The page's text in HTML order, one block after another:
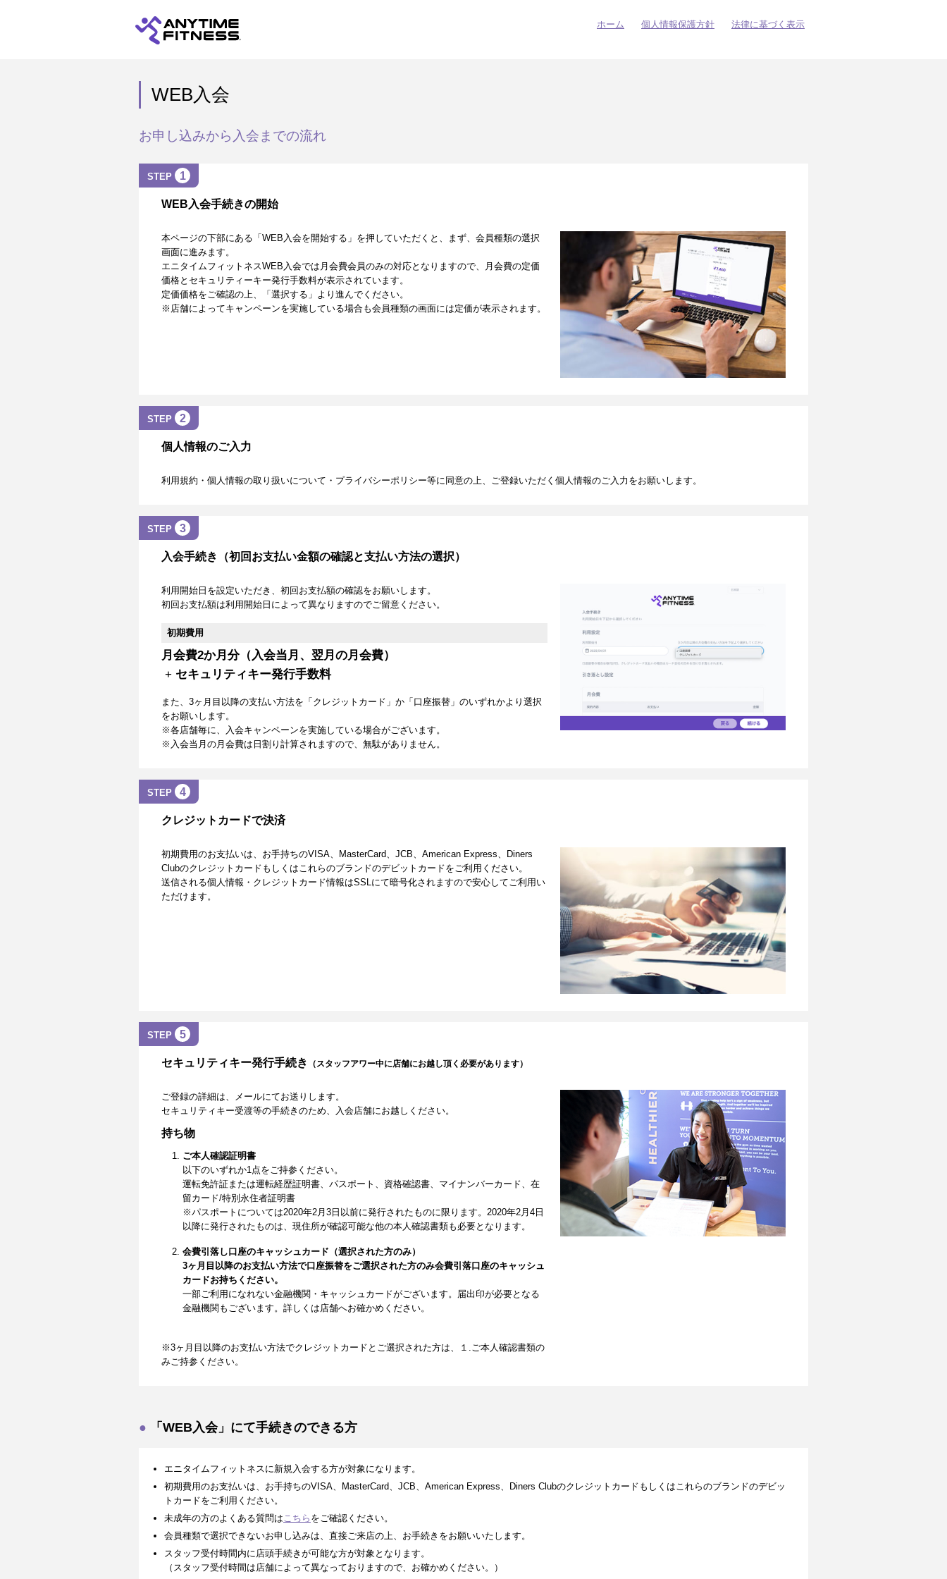
ホーム 個人情報保護方針 法律に基づく表示
WEB入会
お申し込みから入会までの流れ
STEP 1
WEB入会手続きの開始
本ページの下部にある「WEB入会を開始する」を押していただくと、まず、会員種類の選択
画面に進みます。
エニタイムフィットネスWEB入会では月会費会員のみの対応となりますので、月会費の定価
価格とセキュリティーキー発行手数料が表示されています。
定価価格をご確認の上、「選択する」より進んでください。
※店舗によってキャンペーンを実施している場合も会員種類の画面には定価が表示されます。
STEP 2
個人情報のご入力
利用規約・個人情報の取り扱いについて・プライバシーポリシー等に同意の上、ご登録いただく個人情報のご入力をお願いします。
STEP 3
入会手続き（初回お支払い金額の確認と支払い方法の選択）
利用開始日を設定いただき、初回お支払額の確認をお願いします。
初回お支払額は利用開始日によって異なりますのでご留意ください。
初期費用
月会費2か月分（入会当月、翌月の月会費）
+ セキュリティキー発行手数料
また、3ヶ月目以降の支払い方法を「クレジットカード」か「口座振替」のいずれかより選択
をお願いします。
※各店舗毎に、入会キャンペーンを実施している場合がございます。
※入会当月の月会費は日割り計算されますので、無駄がありません。
STEP 4
クレジットカードで決済
初期費用のお支払いは、お手持ちのVISA、MasterCard、JCB、American Express、Diners
Clubのクレジットカードもしくはこれらのブランドのデビットカードをご利用ください。
送信される個人情報・クレジットカード情報はSSLにて暗号化されますので安心してご利用い
ただけます。
STEP 5
セキュリティキー発行手続き （スタッフアワー中に店舗にお越し頂く必要があります）
ご登録の詳細は、メールにてお送りします。
セキュリティキー受渡等の手続きのため、入会店舗にお越しください。
持ち物
ご本人確認証明書
以下のいずれか1点をご持参ください。
運転免許証または運転経歴証明書、パスポート、資格確認書、マイナンバーカード、在
留カード/特別永住者証明書
※パスポートについては2020年2月3日以前に発行されたものに限ります。2020年2月4日
以降に発行されたものは、現住所が確認可能な他の本人確認書類も必要となります。
会費引落し口座のキャッシュカード（選択された方のみ）
3ヶ月目以降のお支払い方法で口座振替をご選択された方のみ会費引落口座のキャッシュ
カードお持ちください。
一部ご利用になれない金融機関・キャッシュカードがございます。届出印が必要となる
金融機関もございます。詳しくは店舗へお確かめください。
※3ヶ月目以降のお支払い方法でクレジットカードとご選択された方は、１.ご本人確認書類の
みご持参ください。
「WEB入会」にて手続きのできる方
エニタイムフィットネスに新規入会する方が対象になります。
初期費用のお支払いは、お手持ちのVISA、MasterCard、JCB、American Express、Diners Clubのクレジットカードもしくはこれらのブランドのデビッ
トカードをご利用ください。
未成年の方のよくある質問は こちら をご確認ください。
会員種類で選択できないお申し込みは、直接ご来店の上、お手続きをお願いいたします。
スタッフ受付時間内に店頭手続きが可能な方が対象となります。
（スタッフ受付時間は店舗によって異なっておりますので、お確かめください。）